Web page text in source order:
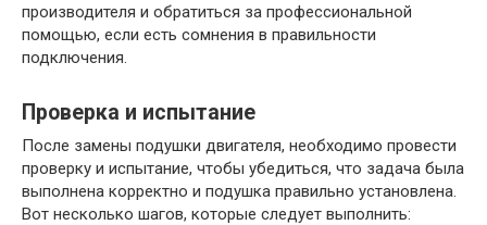
производителя и обратиться за профессиональной
помощью, если есть сомнения в правильности
подключения.
Проверка и испытание
После замены подушки двигателя, необходимо провести
проверку и испытание, чтобы убедиться, что задача была
выполнена корректно и подушка правильно установлена.
Вот несколько шагов, которые следует выполнить: